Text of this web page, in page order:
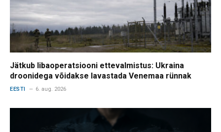
Jätkub libaoperatsiooni ettevalmistus: Ukraina
droonidega võidakse lavastada Venemaa rünnak
EESTI 6. aug. 2026